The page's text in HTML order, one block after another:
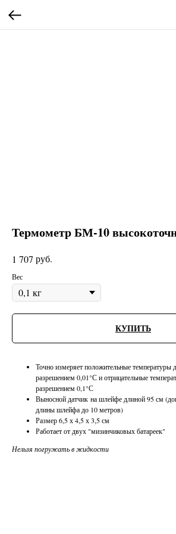
Термометр БМ-10
1 707 руб.
Вес
КУПИТЬ
Точно измеряет положительные температуры
разрешением 0,01°С и отрицательные
разрешением 0,1°С
Выносной датчик на шлейфе длиной 95 см
длины шлейфа до 10 метров)
Размер 6,5 х 4,5 х 3,5 см
Работает от двух "мизинчиковых батареек"
Нельзя погружать в жидкости